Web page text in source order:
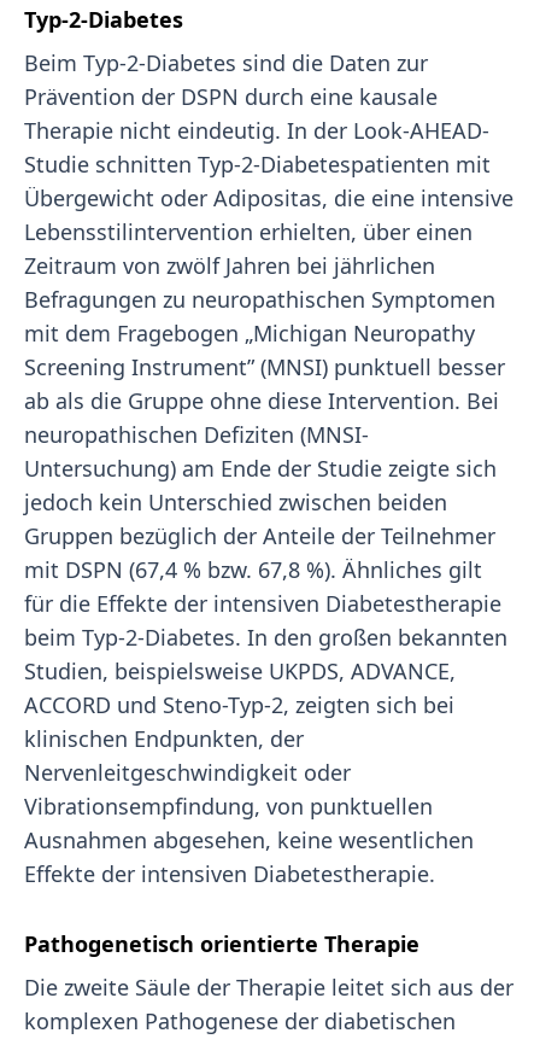
Typ-2-Diabetes
Beim Typ-2-Diabetes sind die Daten zur
Prävention der DSPN durch eine kausale
Therapie nicht eindeutig. In der Look-AHEAD-
Studie schnitten Typ-2-Diabetespatienten mit
Übergewicht oder Adipositas, die eine intensive
Lebensstilintervention erhielten, über einen
Zeitraum von zwölf Jahren bei jährlichen
Befragungen zu neuropathischen Symptomen
mit dem Fragebogen „Michigan Neuropathy
Screening Instrument” (MNSI) punktuell besser
ab als die Gruppe ohne diese Intervention. Bei
neuropathischen Defiziten (MNSI-
Untersuchung) am Ende der Studie zeigte sich
jedoch kein Unterschied zwischen beiden
Gruppen bezüglich der Anteile der Teilnehmer
mit DSPN (67,4 % bzw. 67,8 %). Ähnliches gilt
für die Effekte der intensiven Diabetestherapie
beim Typ-2-Diabetes. In den großen bekannten
Studien, beispielsweise UKPDS, ADVANCE,
ACCORD und Steno-Typ-2, zeigten sich bei
klinischen Endpunkten, der
Nervenleitgeschwindigkeit oder
Vibrationsempfindung, von punktuellen
Ausnahmen abgesehen, keine wesentlichen
Effekte der intensiven Diabetestherapie.
Pathogenetisch orientierte Therapie
Die zweite Säule der Therapie leitet sich aus der
komplexen Pathogenese der diabetischen